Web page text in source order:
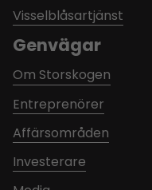
Visselblåsartjänst
Genvägar
Om Storskogen
Entreprenörer
Affärsområden
Investerare